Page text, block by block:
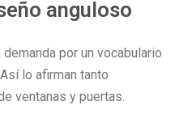
anguloso
por un vocabulario
lo afirman tanto
ventanas y puertas.